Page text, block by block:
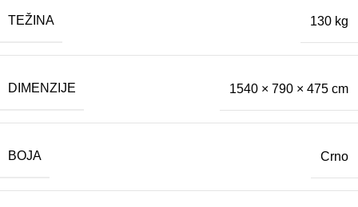
TEŽINA 130 kg
DIMENZIJE 1540 × 790 × 475 cm
BOJA Crno